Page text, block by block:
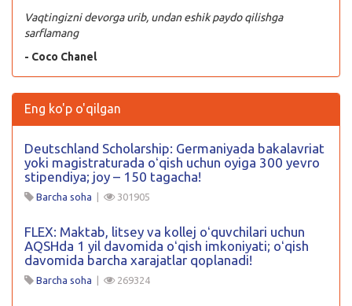
Vaqtingizni devorga urib, undan eshik paydo qilishga
sarflamang
- Coco Chanel
Eng ko'p o'qilgan
Deutschland Scholarship: Germaniyada bakalavriat
yoki magistraturada oʻqish uchun oyiga 300 yevro
stipendiya; joy – 150 tagacha!
Barcha soha | 301905
FLEX: Maktab, litsey va kollej oʻquvchilari uchun
AQSHda 1 yil davomida oʻqish imkoniyati; oʻqish
davomida barcha xarajatlar qoplanadi!
Barcha soha | 269324